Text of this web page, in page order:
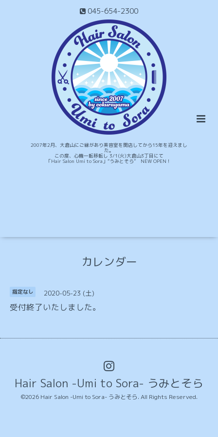
045-654-2300
2007年2月、大倉山にご縁があり美容室を開店してから15年を迎えまし
た。
この度、心機一転移転し 3/1(火)大倉山3丁目にて
「Hair Salon Umi to Sora」“うみとそら” NEW OPEN！
カレンダー
指定なし 2020-05-23 (土)
受付終了いたしました。
Hair Salon -Umi to Sora- うみとそら
©2026 Hair Salon -Umi to Sora- うみとそら. All Rights Reserved.